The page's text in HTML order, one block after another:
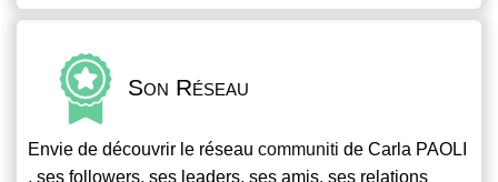
Son Réseau
Envie de découvrir le réseau communiti de Carla PAOLI
, ses followers, ses leaders, ses amis, ses relations